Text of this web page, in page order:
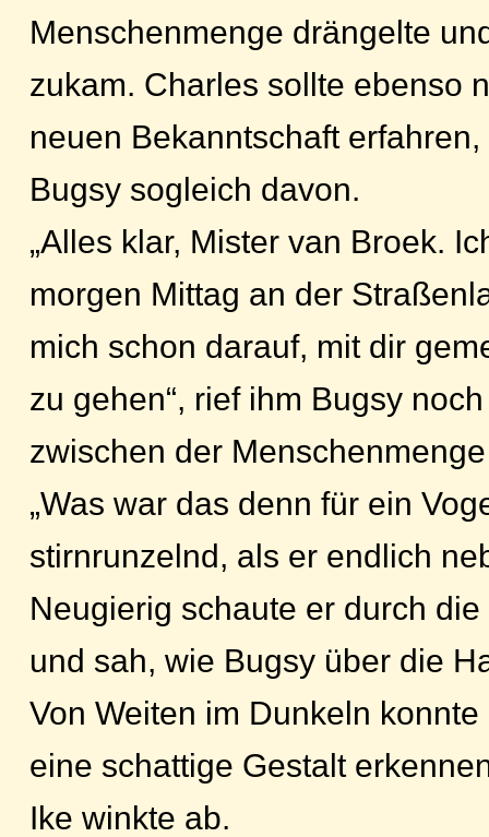
Menschenmenge drängelte
zukam. Charles sollte ebenso
neuen Bekanntschaft
Bugsy sogleich davon.
„Alles klar, Mister van Broek.
morgen Mittag an der
mich schon darauf, mit dir
zu gehen“, rief ihm Bugsy
zwischen der
„Was war das denn für ein
stirnrunzelnd, als er endlich
Neugierig schaute er durch
und sah, wie Bugsy über die
Von Weiten im Dunkeln
eine schattige Gestalt
Ike winkte ab.